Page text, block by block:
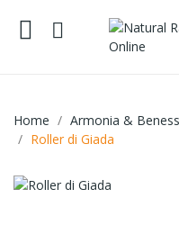
Home Armonia &
Roller di Giada